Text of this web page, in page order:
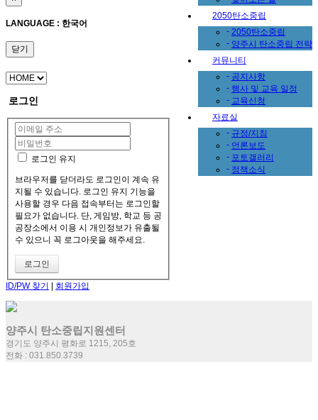
2050탄소중립
- 2050탄소중립
- 양주시 탄소중립 전략
커뮤니티
- 공지사항
- 행사 및 교육 일정
- 교육신청
자료실
- 규정/지침
- 언론보도
- 포토갤러리
- 정책소식
LANGUAGE : 한국어
닫기
로그인
로그인 유지
브라우저를 닫더라도 로그인이 계속 유
지될 수 있습니다. 로그인 유지 기능을
사용할 경우 다음 접속부터는 로그인할
필요가 없습니다. 단, 게임방, 학교 등 공
공장소에서 이용 시 개인정보가 유출될
수 있으니 꼭 로그아웃을 해주세요.
ID/PW 찾기 | 회원가입
양주시 탄소중립지원센터
경기도 양주시 평화로 1215, 205호
전화 : 031.850.3739